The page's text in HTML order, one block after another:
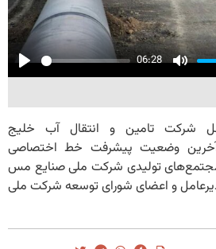
Play
06:28
Mute
شرکت تامین و انتقال آب خلیج
آخرین وضعیت پیشرفت خط اختصاصی
تولیدی شرکت ملی صنایع مس
و اعضای شورای توسعه شرکت ملی